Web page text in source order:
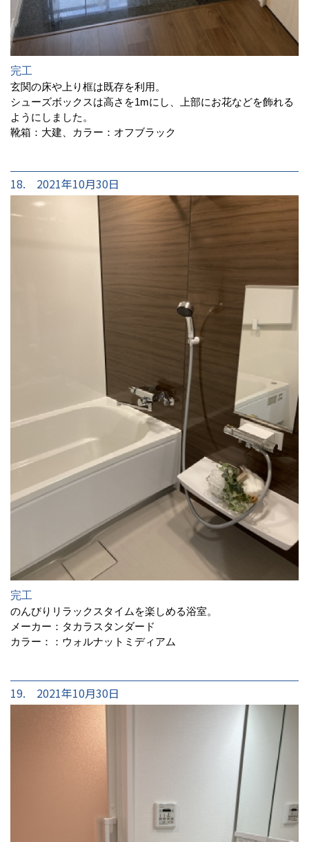
完工
玄関の床や上り框は既存を利用。
シューズボックスは高さを1mにし、上部にお花などを飾れる
ようにしました。
靴箱：大建、カラー：オフブラック
18. 2021年10月30日
完工
のんびりリラックスタイムを楽しめる浴室。
メーカー：タカラスタンダード
カラー：：ウォルナットミディアム
19. 2021年10月30日